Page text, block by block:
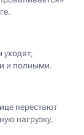
уходят,
и полными.
перестают
нагрузку.